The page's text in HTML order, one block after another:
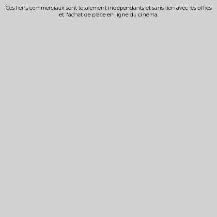
Ces liens commerciaux sont totalement indépendants et sans lien avec les offres
et l'achat de place en ligne du cinéma.